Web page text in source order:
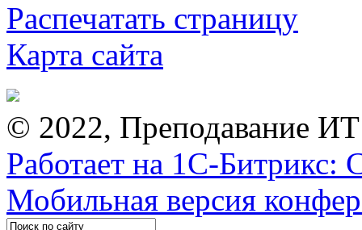
Распечатать страницу
Карта сайта
© 2022, Преподавание
Работает на 1С-Битрикс:
Мобильная версия